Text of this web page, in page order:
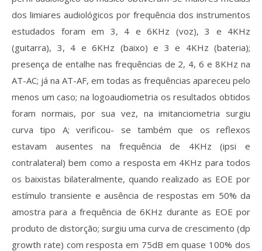
dos limiares audiológicos por frequência dos instrumentos
estudados foram em 3, 4 e 6KHz (voz), 3 e 4KHz
(guitarra), 3, 4 e 6KHz (baixo) e 3 e 4KHz (bateria);
presença de entalhe nas frequências de 2, 4, 6 e 8KHz na
AT-AC; já na AT-AF, em todas as frequências apareceu pelo
menos um caso; na logoaudiometria os resultados obtidos
foram normais, por sua vez, na imitanciometria surgiu
curva tipo A; verificou- se também que os reflexos
estavam ausentes na frequência de 4KHz (ipsi e
contralateral) bem como a resposta em 4KHz para todos
os baixistas bilateralmente, quando realizado as EOE por
estímulo transiente e ausência de respostas em 50% da
amostra para a frequência de 6KHz durante as EOE por
produto de distorção; surgiu uma curva de crescimento (dp
growth rate) com resposta em 75dB em quase 100% dos